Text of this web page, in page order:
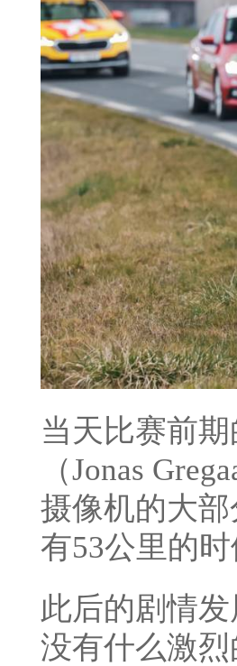
当天比赛前
（Jonas
摄像机的大
有53公里的
此后的剧情
没有什么激